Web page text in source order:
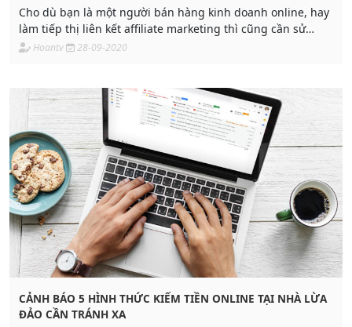
Cho dù bạn là một người bán hàng kinh doanh online, hay
làm tiếp thị liên kết affiliate marketing thì cũng cần sử
dụng các công cụ để hỗ trợ việc bán hàng. Đặc biệt những
được chi phí.
Hoantv 28-09-2020
CẢNH BÁO 5 HÌNH THỨC KIẾM TIỀN ONLINE TẠI NHÀ LỪA
ĐẢO CẦN TRÁNH XA